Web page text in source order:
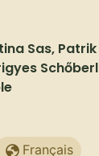
Sas, Patrik
Schőberl
Français